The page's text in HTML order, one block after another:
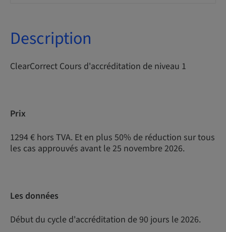
Description
ClearCorrect Cours d'accréditation de niveau 1
Prix
1294 € hors TVA. Et en plus 50% de réduction sur tous
les cas approuvés avant le 25 novembre 2026.
Les données
Début du cycle d'accréditation de 90 jours le 2026.